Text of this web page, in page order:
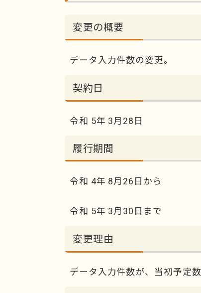
変更の概要
データ入力件数の変更。
契約日
令和 5年 3月28日
履行期間
令和 4年 8月26日から
令和 5年 3月30日まで
変更理由
データ入力件数が、当初予定